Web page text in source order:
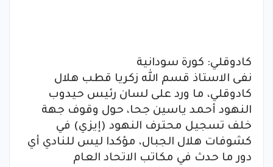
كادوقلي: كورة سودانية
نفى الاستاذ قسم الله زكريا قطب هلال
كادوقلي، ما ورد على لسان رئيس حيدوب
النهود أحمد ياسين جحا، حول وقوف جهة
خلف تسجيل محترف النهود (إيزي) في
كشوفات هلال الجبال، مؤكدا ليس للنادي أي
دور ما حدث في مكاتب الاتحاد العام